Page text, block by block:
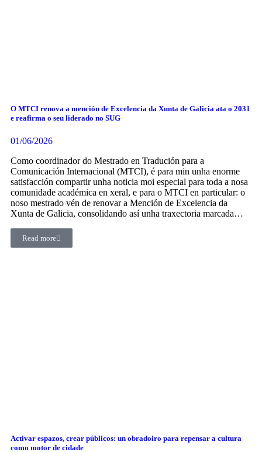
O MTCI renova a mención de Excelencia da Xunta de Galicia ata o 2031
e reafirma o seu liderado no SUG
01/06/2026
Como coordinador do Mestrado en Tradución para a
Comunicación Internacional (MTCI), é para min unha enorme
satisfacción compartir unha noticia moi especial para toda a nosa
comunidade académica en xeral, e para o MTCI en particular: o
noso mestrado vén de renovar a Mención de Excelencia da
Xunta de Galicia, consolidando así unha traxectoria marcada…
Read more
Activar espazos, crear públicos: un obradoiro para repensar a cultura
como motor de cidade